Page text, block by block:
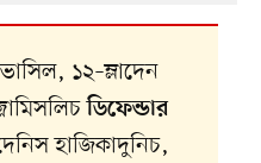
১২–ম্লাদেন
ডিফেন্ডার
হাজিকাদুনিচ,